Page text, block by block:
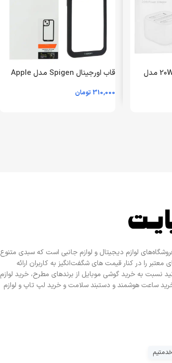
شارژر دیواری اپل 20W – B/A مدل
قاب اورجینال Spigen مدل Apple
310,000 تومان
لوازم دیجیتال و لوازم جانبی است که سبدی متنوع
معتبر را در کنار قیمت های شگفت‌انگیز به کاربران ارائه
نسبت به خرید گوشی موبایل از برندهای مطرح، خرید لوازم
ساعت هوشمند و دستبند سلامت و خرید لپ تاپ و لوازم